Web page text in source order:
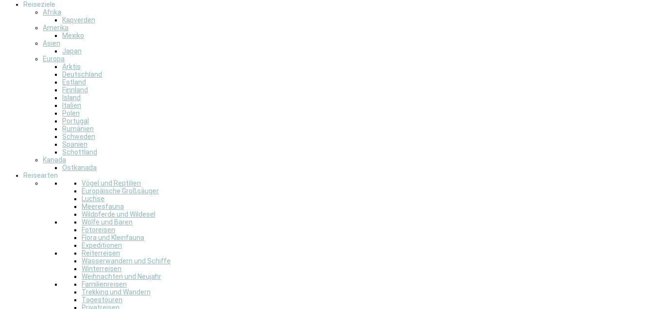
Reiseziele
Afrika
Kapverden
Amerika
Mexiko
Asien
Japan
Europa
Arktis
Deutschland
Estland
Finnland
Island
Italien
Polen
Portugal
Rumänien
Schweden
Spanien
Schottland
Kanada
Ostkanada
Reisearten
Vögel und Reptilien
Europäische Großsäuger
Luchse
Meeresfauna
Wildpferde und Wildesel
Wölfe und Bären
Fotoreisen
Flora und Kleinfauna
Expeditionen
Reiterreisen
Wasserwandern und Schiffe
Winterreisen
Weihnachten und Neujahr
Familienreisen
Trekking und Wandern
Tagestouren